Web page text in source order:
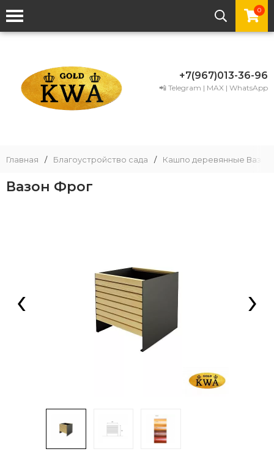
0
+7(967)013-36-96
📲 Telegram | MAX | WhatsApp
Главная / Благоустройство сада / Кашпо деревянные
Вазон Фрог
‹ ›